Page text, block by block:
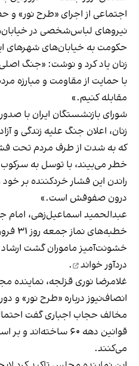
اجتماعی از اجرای «طرح نور» و
نیروهای لباس‌شخصی در
حکومت به خیابان‌های شهرهای
زنان یاد کرد و نوشت: «جنگ
با حمایت از مقاومت و مبارزه
مقابله کنیم.»
شورای بازنشستگان ایران با
زنان، اعلان جنگ علیه زندگی و
که به شدت از طرف مردم تحت
خطر می‌بیند، با توسل به
راندن این فشار خردکننده بر
درون صفوفش است.»
عبدالحمید اسماعیل‌زهی، امام
خشونت‌آمیز ماموران گشت ارشاد
دردآور خواند
.
غلامرضا نوری قزلجه، نماینده
انصاف‌نیوز درباره «طرح نور» و
مخالف حجاب اجباری گفت
قوانین دهه ۶۰
می‌کنند.